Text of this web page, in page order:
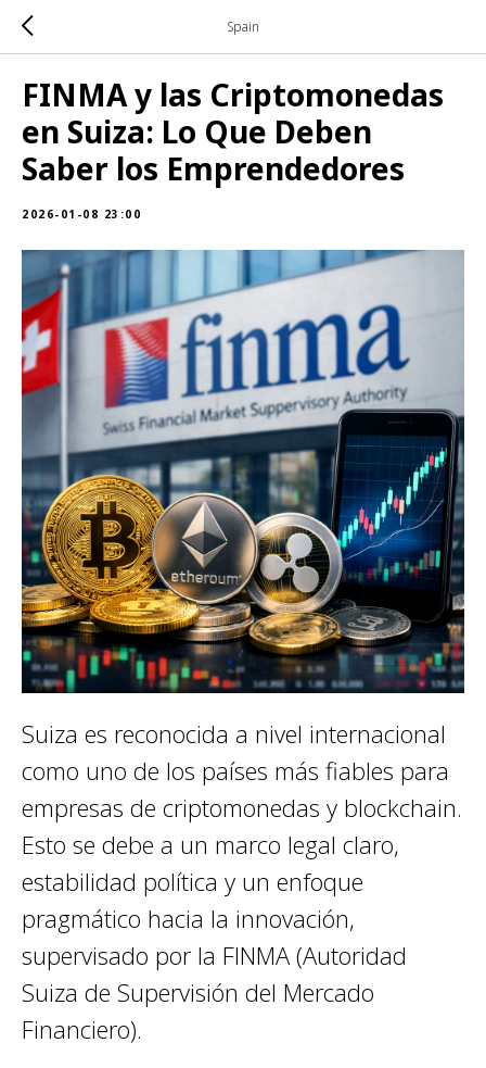
Spain
FINMA y las Criptomonedas
en Suiza: Lo Que Deben
Saber los Emprendedores
2026-01-08 23:00
Suiza es reconocida a nivel internacional
como uno de los países más fiables para
empresas de criptomonedas y blockchain.
Esto se debe a un marco legal claro,
estabilidad política y un enfoque
pragmático hacia la innovación,
supervisado por la FINMA (Autoridad
Suiza de Supervisión del Mercado
Financiero).